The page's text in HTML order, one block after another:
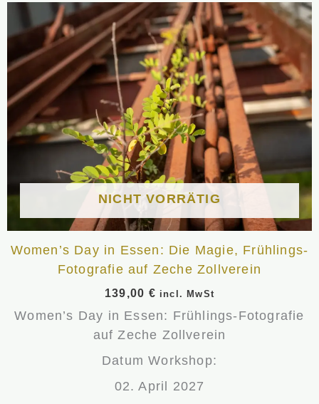
NICHT VORRÄTIG
Women’s Day in Essen: Die Magie, Frühlings-
Fotografie auf Zeche Zollverein
139,00 € incl. MwSt
Women’s Day in Essen: Frühlings-Fotografie
auf Zeche Zollverein
Datum Workshop:
02. April 2027